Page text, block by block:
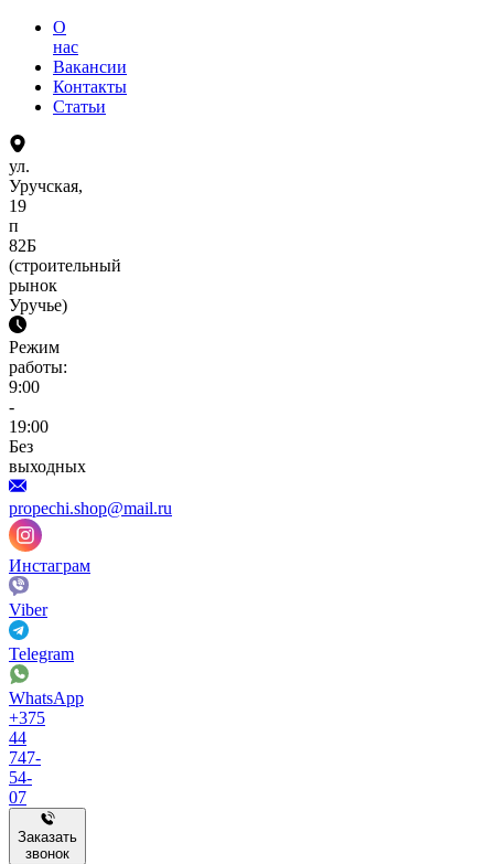
О
нас
Вакансии
Контакты
Статьи
ул.
Уручская,
19
п
82Б
(строительный
рынок
Уручье)
Режим
работы:
9:00
-
19:00
Без
выходных
propechi.shop@mail.ru
Инстаграм
Viber
Telegram
WhatsApp
+375
44
747-
54-
07
Заказать
звонок